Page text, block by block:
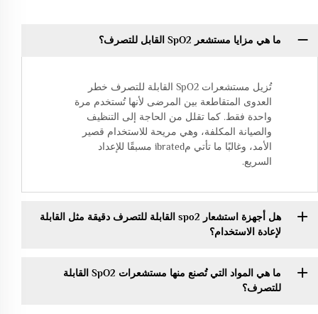
ما هي مزايا مستشعر SpO2 القابل للتصرف؟
تُزيل مستشعرات SpO2 القابلة للتصرف خطر
العدوى المتقاطعة بين المرضى لأنها تُستخدم مرة
واحدة فقط. كما تقلل من الحاجة إلى التنظيف
والصيانة المكلفة، وهي مريحة للاستخدام قصير
الأمد، وغالبًا ما تأتي مibrated مسبقًا للإعداد
السريع.
هل أجهزة استشعار spo2 القابلة للتصرف دقيقة مثل القابلة
لإعادة الاستخدام؟
ما هي المواد التي تُصنع منها مستشعرات SpO2 القابلة
للتصرف؟